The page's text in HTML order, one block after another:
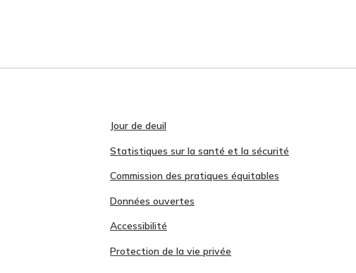
Jour de deuil
Statistiques sur la santé et la sécurité
Commission des pratiques équitables
Données ouvertes
Accessibilité
Protection de la vie privée